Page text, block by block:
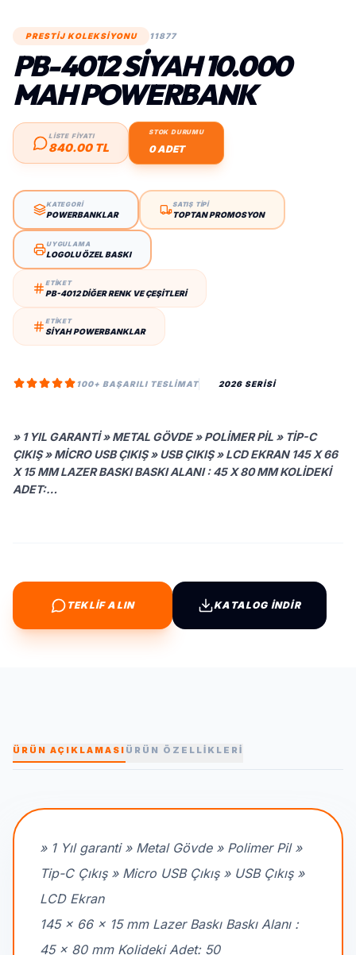
PRESTİJ KOLEKSİYONU 11877
PB-4012 SIYAH 10.000
MAH POWERBANK
LİSTE FİYATI
840.00 TL
STOK DURUMU
0 ADET
KATEGORİ
POWERBANKLAR
SATIŞ TİPİ
TOPTAN PROMOSYON
UYGULAMA
LOGOLU ÖZEL BASKI
ETİKET
PB-4012 DIĞER RENK VE ÇEŞITLERI
ETİKET
SIYAH POWERBANKLAR
100+ BAŞARILI TESLIMAT 2026 SERİSİ
» 1 YIL GARANTI » METAL GÖVDE » POLIMER PIL » TIP-C
ÇIKIŞ » MICRO USB ÇIKIŞ » USB ÇIKIŞ » LCD EKRAN 145 X 66
X 15 MM LAZER BASKI BASKI ALANI : 45 X 80 MM KOLIDEKI
ADET:…
TEKLİF ALIN KATALOG İNDİR
ÜRÜN AÇIKLAMASI ÜRÜN ÖZELLİKLERİ
» 1 Yıl garanti » Metal Gövde » Polimer Pil »
Tip-C Çıkış » Micro USB Çıkış » USB Çıkış »
LCD Ekran
145 x 66 x 15 mm Lazer Baskı Baskı Alanı :
45 x 80 mm Kolideki Adet: 50